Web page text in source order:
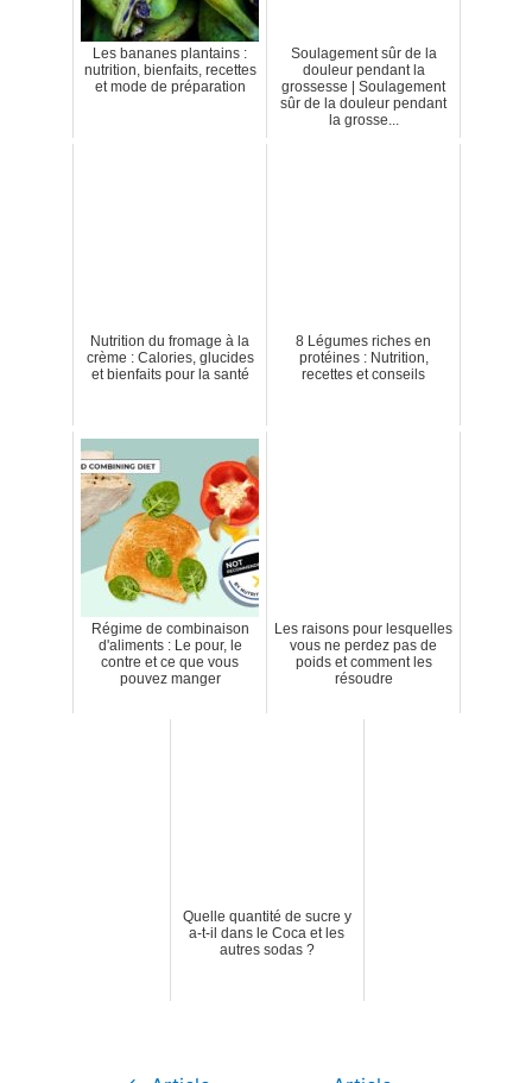
Les bananes plantains :
nutrition, bienfaits, recettes
et mode de préparation
Soulagement sûr de la
douleur pendant la
grossesse | Soulagement
sûr de la douleur pendant
la grosse...
Nutrition du fromage à la
crème : Calories, glucides
et bienfaits pour la santé
8 Légumes riches en
protéines : Nutrition,
recettes et conseils
Régime de combinaison
d'aliments : Le pour, le
contre et ce que vous
pouvez manger
Les raisons pour lesquelles
vous ne perdez pas de
poids et comment les
résoudre
Quelle quantité de sucre y
a-t-il dans le Coca et les
autres sodas ?